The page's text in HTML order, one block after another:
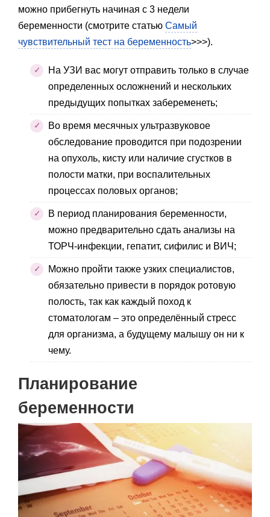
можно прибегнуть начиная с 3 недели
беременности (смотрите статью Самый
чувствительный тест на беременность>>>).
На УЗИ вас могут отправить только в случае
определенных осложнений и нескольких
предыдущих попытках забеременеть;
Во время месячных ультразвуковое
обследование проводится при подозрении
на опухоль, кисту или наличие сгустков в
полости матки, при воспалительных
процессах половых органов;
В период планирования беременности,
можно предварительно сдать анализы на
ТОРЧ-инфекции, гепатит, сифилис и ВИЧ;
Можно пройти также узких специалистов,
обязательно привести в порядок ротовую
полость, так как каждый поход к
стоматологам – это определённый стресс
для организма, а будущему малышу он ни к
чему.
Планирование
беременности